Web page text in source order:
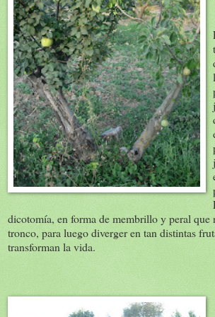
dicotomía, en forma de membrillo y peral que
tronco, para luego diverger en tan distintas
transforman la vida.